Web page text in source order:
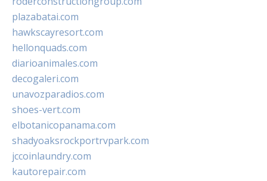
plazabatai.com
hawkscayresort.com
hellonquads.com
diarioanimales.com
decogaleri.com
unavozparadios.com
shoes-vert.com
elbotanicopanama.com
shadyoaksrockportrvpark.com
jccoinlaundry.com
kautorepair.com